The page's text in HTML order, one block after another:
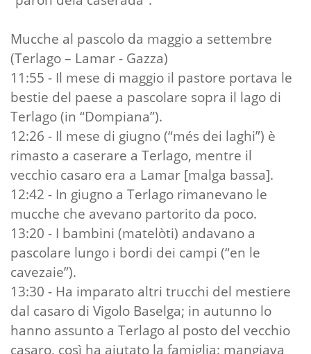
Mucche al pascolo da maggio a settembre
(Terlago – Lamar - Gazza)
11:55 - Il mese di maggio il pastore portava le
bestie del paese a pascolare sopra il lago di
Terlago (in “Dompiana”).
12:26 - Il mese di giugno (“més dei laghi”) è
rimasto a caserare a Terlago, mentre il
vecchio casaro era a Lamar [malga bassa].
12:42 - In giugno a Terlago rimanevano le
mucche che avevano partorito da poco.
13:20 - I bambini (matelòti) andavano a
pascolare lungo i bordi dei campi (“en le
cavezaie”).
13:30 - Ha imparato altri trucchi del mestiere
dal casaro di Vigolo Baselga; in autunno lo
hanno assunto a Terlago al posto del vecchio
casaro, così ha aiutato la famiglia: mangiava